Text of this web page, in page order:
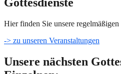
Hier finden Sie unsere regelmäßigen
-> zu unseren Veranstaltungen
Unsere nächsten